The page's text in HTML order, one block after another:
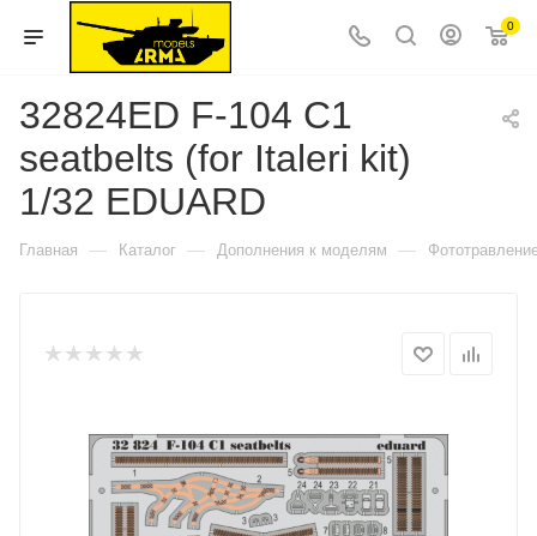
0
32824ED F-104 C1
seatbelts (for Italeri kit)
1/32 EDUARD
Главная — Каталог — Дополнения к моделям —